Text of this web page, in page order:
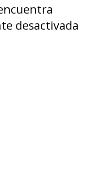
desactivada